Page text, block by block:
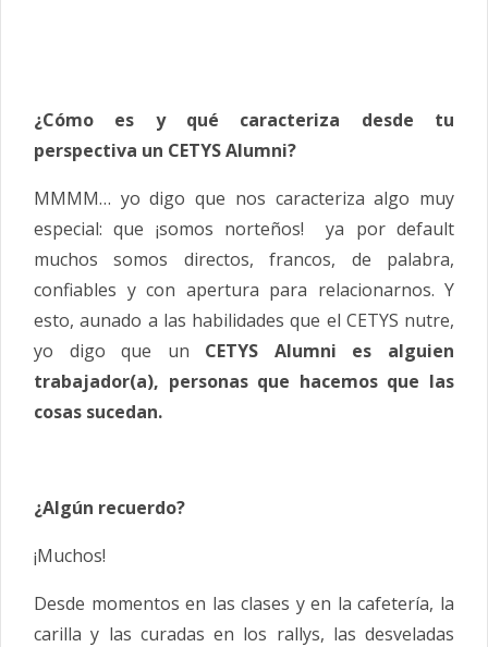
¿Cómo es y qué caracteriza desde tu
perspectiva un CETYS Alumni?
MMMM… yo digo que nos caracteriza algo muy
especial: que ¡somos norteños! ya por default
muchos somos directos, francos, de palabra,
confiables y con apertura para relacionarnos. Y
esto, aunado a las habilidades que el CETYS nutre,
yo digo que un CETYS Alumni es alguien
trabajador(a), personas que hacemos que las
cosas sucedan.
¿Algún recuerdo?
¡Muchos!
Desde momentos en las clases y en la cafetería, la
carilla y las curadas en los rallys, las desveladas